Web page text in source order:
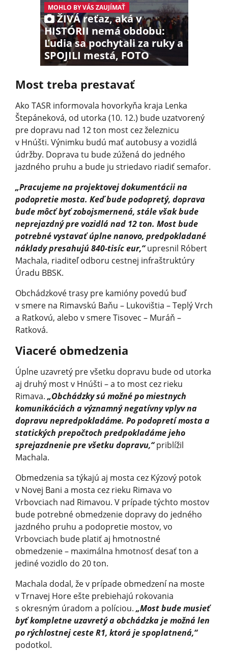
MOHLO BY VÁS ZAUJÍMAŤ
ŽIVÁ reťaz, aká v
HISTÓRII nemá obdobu:
Ľudia sa pochytali za ruky a
SPOJILI mestá, FOTO
Most treba prestavať
Ako TASR informovala hovorkyňa kraja Lenka
Štepáneková, od utorka (10. 12.) bude uzatvorený
pre dopravu nad 12 ton most cez železnicu
v Hnúšti. Výnimku budú mať autobusy a vozidlá
údržby. Doprava tu bude zúžená do jedného
jazdného pruhu a bude ju striedavo riadiť semafor.
„Pracujeme na projektovej dokumentácii na
podopretie mosta. Keď bude podopretý, doprava
bude môcť byť zobojsmernená, stále však bude
neprejazdný pre vozidlá nad 12 ton. Most bude
potrebné vystavať úplne nanovo, predpokladané
náklady presahujú 840-tisíc eur,“upresnil Róbert
Machala, riaditeľ odboru cestnej infraštruktúry
Úradu BBSK.
Obchádzkové trasy pre kamióny povedú buď
v smere na Rimavskú Baňu – Lukovištia – Teplý Vrch
a Ratkovú, alebo v smere Tisovec – Muráň –
Ratková.
Viaceré obmedzenia
Úplne uzavretý pre všetku dopravu bude od utorka
aj druhý most v Hnúšti – a to most cez rieku
Rimava. „Obchádzky sú možné po miestnych
komunikáciách a významný negatívny vplyv na
dopravu nepredpokladáme. Po podopretí mosta a
statických prepočtoch predpokladáme jeho
sprejazdnenie pre všetku dopravu,“priblížil
Machala.
Obmedzenia sa týkajú aj mosta cez Kýzový potok
v Novej Bani a mosta cez rieku Rimava vo
Vrbovciach nad Rimavou. V prípade týchto mostov
bude potrebné obmedzenie dopravy do jedného
jazdného pruhu a podopretie mostov, vo
Vrbovciach bude platiť aj hmotnostné
obmedzenie – maximálna hmotnosť desať ton a
jediné vozidlo do 20 ton.
Machala dodal, že v prípade obmedzení na moste
v Trnavej Hore ešte prebiehajú rokovania
s okresným úradom a políciou. „Most bude musieť
byť kompletne uzavretý a obchádzka je možná len
po rýchlostnej ceste R1, ktorá je spoplatnená,“
podotkol.